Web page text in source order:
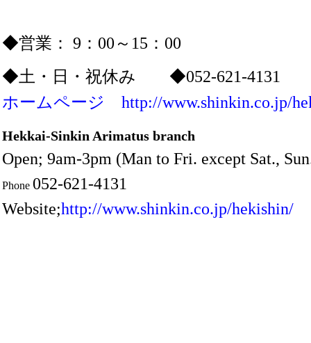
◆営業： 9：00～15：00
◆土・日・祝休み ◆052-621-
ホームページ http://www.shinkin.co.jp/
Hekkai-Sinkin Arimatus branch
Open; 9am-3pm (Man to Fri. except Sat.,
Phone 052-621-4131
Website;http://www.shinkin.co.jp/hekishin/